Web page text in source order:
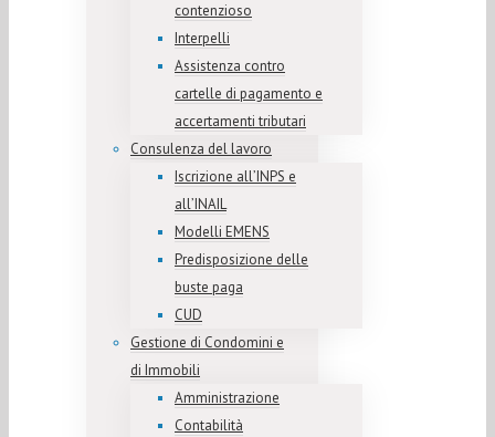
contenzioso
Interpelli
Assistenza contro
cartelle di pagamento e
accertamenti tributari
Consulenza del lavoro
Iscrizione all’INPS e
all’INAIL
Modelli EMENS
Predisposizione delle
buste paga
CUD
Gestione di Condomini e
di Immobili
Amministrazione
Contabilità